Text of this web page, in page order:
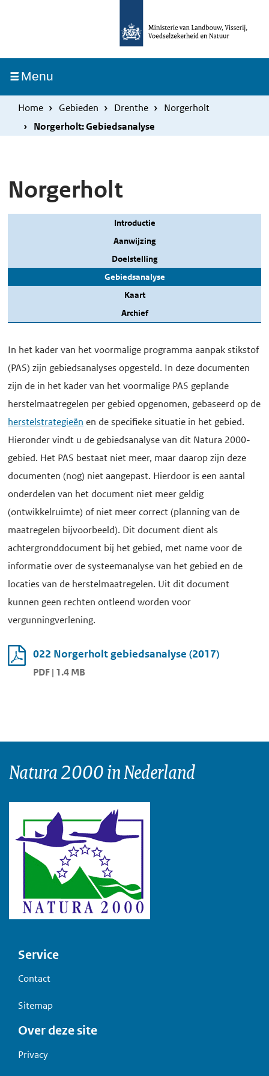
inhoud
gaan
MenuIngeklapt
Home Gebieden Drenthe
Norgerholt
Norgerholt: Gebiedsanalyse
Norgerholt
Introductie
Aanwijzing
Doelstelling
Gebiedsanalyse
Kaart
Archief
In het kader van het voormalige programma aanpak stikstof
(PAS) zijn gebiedsanalyses opgesteld. In deze documenten
zijn de in het kader van het voormalige PAS geplande
herstelmaatregelen per gebied opgenomen, gebaseerd op de
herstelstrategieën en de specifieke situatie in het gebied.
Hieronder vindt u de gebiedsanalyse van dit Natura 2000-
gebied. Het PAS bestaat niet meer, maar daarop zijn deze
documenten (nog) niet aangepast. Hierdoor is een aantal
onderdelen van het document niet meer geldig
(ontwikkelruimte) of niet meer correct (planning van de
maatregelen bijvoorbeeld). Dit document dient als
achtergronddocument bij het gebied, met name voor de
informatie over de systeemanalyse van het gebied en de
locaties van de herstelmaatregelen. Uit dit document
kunnen geen rechten ontleend worden voor
vergunningverlening.
022 Norgerholt gebiedsanalyse (2017)
PDF | 1.4 MB
Natura 2000 in Nederland
Voet
Service
Contact
Sitemap
Over deze site
Privacy